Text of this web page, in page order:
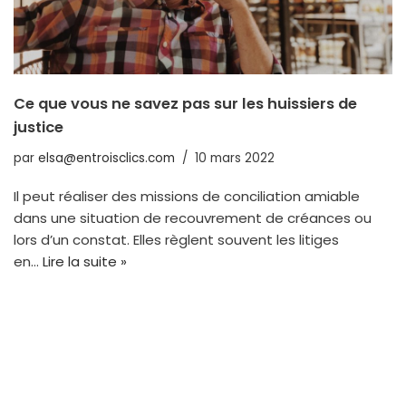
Ce que vous ne savez pas sur les huissiers de
justice
par elsa@entroisclics.com 10 mars 2022
Il peut réaliser des missions de conciliation amiable
dans une situation de recouvrement de créances ou
lors d’un constat. Elles règlent souvent les litiges
en… Lire la suite »